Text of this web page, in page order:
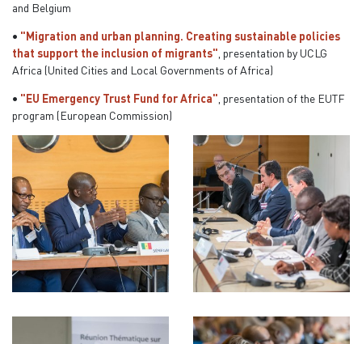
and Belgium
• "Migration and urban planning. Creating sustainable policies
that support the inclusion of migrants" , presentation by UCLG
Africa (United Cities and Local Governments of Africa)
• "EU Emergency Trust Fund for Africa" , presentation of the EUTF
program (European Commission)